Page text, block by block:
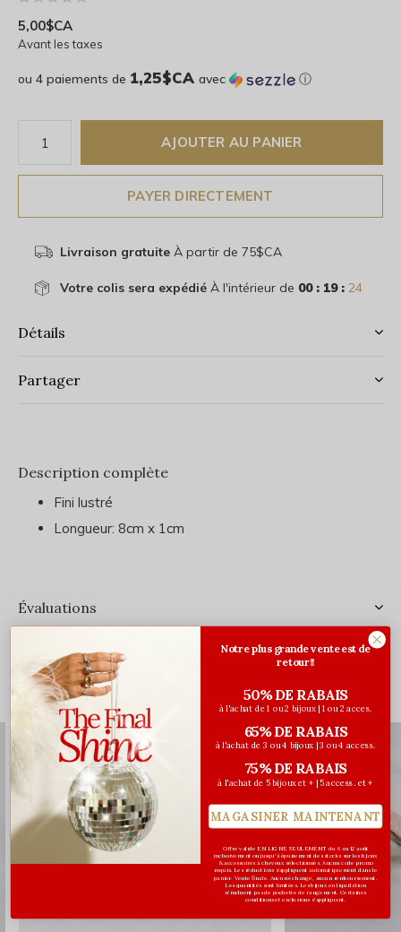
5,00$CA
Avant les taxes
ou 4 paiements de 1,25$CA avec ⓘ
AJOUTER AU PANIER
PAYER DIRECTEMENT
Livraison gratuiteÀ partir de 75$CA
Votre colis sera expédiéÀ l'intérieur de 00 : 19 : 23
Détails
Partager
Description complète
Fini lustré
Longueur: 8cm x 1cm
Évaluations
Vous pourriez aussi aimer...
Notre plus grande vente est de
retour!!
50% DE RABAIS
à l'achat de 1 ou 2 bijoux | 1 ou 2 acces.
65% DE RABAIS
à l'achat de 3 ou 4 bijoux | 3 ou 4 access.
75% DE RABAIS
à l'achat de 5 bijoux et + | 5 access. et +
MAGASINER MAINTENANT
Offre valide EN LIGNE SEULEMENT du 6 au 12 août
inclusivement ou jusqu'à épuisement des stocks sur les bijoux
& accessoires à cheveux sélectionnés. Aucun code promo
requis. Les réductions s’appliquent automatiquement dans le
panier. Vente finale. Aucun échange, aucun remboursement.
Les quantités sont limitées. Les bijoux en liquidation
n'incluent pas de pochette de rangement. Certaines
conditions et exclusions s'appliquent.